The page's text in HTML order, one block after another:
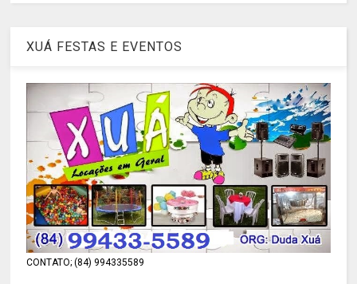
XUÁ FESTAS E EVENTOS
CONTATO; (84) 994335589